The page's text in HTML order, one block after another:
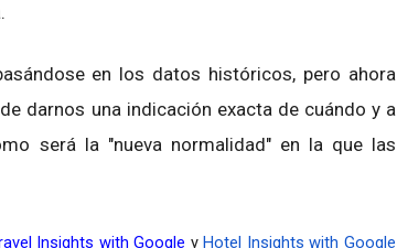
en los datos históricos, pero ahora
darnos una indicación exacta de cuándo y a
será la "nueva normalidad" en la que las
Insights with Google y Hotel Insights with Google